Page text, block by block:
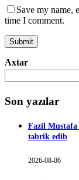
Save my name,
time I comment.
Axtar
Son yazılar
Fazil Mustafa
təbrik edib
2026-08-06